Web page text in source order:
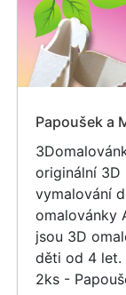
Papoušek a
originální 3D
vymalování
omalovánky
jsou 3D
děti od 4 let.
2ks -